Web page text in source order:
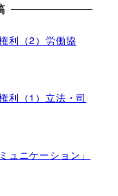
利（2）労働協
利（1）立法・司
ュニケーション」